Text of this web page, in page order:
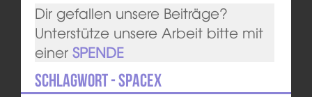
Dir gefallen unsere Beiträge?
Unterstütze unsere Arbeit bitte mit
einer SPENDE
Schlagwort - SpaceX